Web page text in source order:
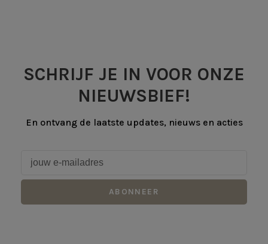
SCHRIJF JE IN VOOR ONZE
NIEUWSBIEF!
En ontvang de laatste updates, nieuws en acties
ABONNEER